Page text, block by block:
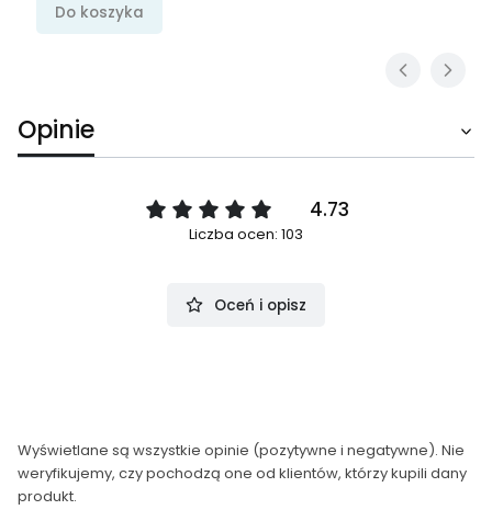
Do koszyka
Opinie
4.73
Liczba ocen: 103
Oceń i opisz
Wyświetlane są wszystkie opinie (pozytywne i negatywne). Nie
weryfikujemy, czy pochodzą one od klientów, którzy kupili dany
produkt.